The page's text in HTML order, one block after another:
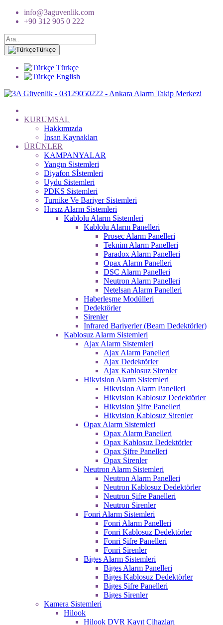
info@3aguvenlik.com
+90 312 905 0 222
Türkçe
Türkçe
English
KURUMSAL
Hakkımızda
İnsan Kaynakları
ÜRÜNLER
KAMPANYALAR
Yangın Sistemleri
Diyafon Sİstemleri
Uydu Sistemleri
PDKS Sistemleri
Turnike Ve Bariyer Sistemleri
Hırsız Alarm Sistemleri
Kablolu Alarm Sistemleri
Kablolu Alarm Panelleri
Prosec Alarm Panelleri
Teknim Alarm Panelleri
Paradox Alarm Panelleri
Opax Alarm Panelleri
DSC Alarm Panelleri
Neutron Alarm Panelleri
Netelsan Alarm Panelleri
Haberleşme Modülleri
Dedektörler
Sirenler
İnfrared Bariyerler (Beam Dedektörler)
Kablosuz Alarm Sistemleri
Ajax Alarm Sistemleri
Ajax Alarm Panelleri
Ajax Dedektörler
Ajax Kablosuz Sirenler
Hikvision Alarm Sistemleri
Hikvision Alarm Panelleri
Hikvision Kablosuz Dedektörler
Hikvision Şifre Panelleri
Hikvision Kablosuz Sirenler
Opax Alarm Sistemleri
Opax Alarm Panelleri
Opax Kablosuz Dedektörler
Opax Şifre Panelleri
Opax Sirenler
Neutron Alarm Sistemleri
Neutron Alarm Panelleri
Neutron Kablosuz Dedektörler
Neutron Şifre Panelleri
Neutron Sirenler
Fonri Alarm Sistemleri
Fonri Alarm Panelleri
Fonri Kablosuz Dedektörler
Fonri Şifre Panelleri
Fonri Sirenler
Biges Alarm Sistemleri
Biges Alarm Panelleri
Biges Kablosuz Dedektörler
Biges Şifre Panelleri
Biges Sirenler
Kamera Sistemleri
Hilook
Hilook DVR Kayıt Cihazları